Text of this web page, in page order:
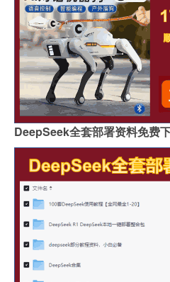
DeepSeek全套部署资料免费